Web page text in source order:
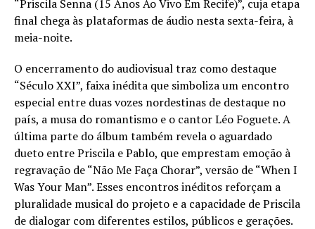
“Priscila Senna (15 Anos Ao Vivo Em Recife)”, cuja etapa
final chega às plataformas de áudio nesta sexta-feira, à
meia-noite.
O encerramento do audiovisual traz como destaque
“Século XXI”, faixa inédita que simboliza um encontro
especial entre duas vozes nordestinas de destaque no
país, a musa do romantismo e o cantor Léo Foguete. A
última parte do álbum também revela o aguardado
dueto entre Priscila e Pablo, que emprestam emoção à
regravação de “Não Me Faça Chorar”, versão de “When I
Was Your Man”. Esses encontros inéditos reforçam a
pluralidade musical do projeto e a capacidade de Priscila
de dialogar com diferentes estilos, públicos e gerações.